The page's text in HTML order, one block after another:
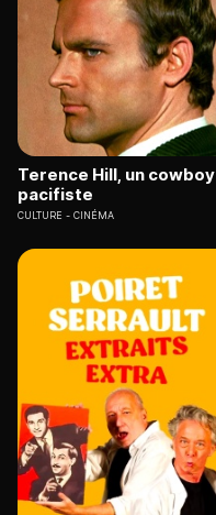
Terence Hill, un cowboy
pacifiste
CULTURE CINÉMA